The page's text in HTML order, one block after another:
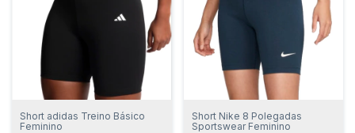
Short adidas Treino Básico
Feminino
Short Nike 8 Polegadas
Sportswear Feminino